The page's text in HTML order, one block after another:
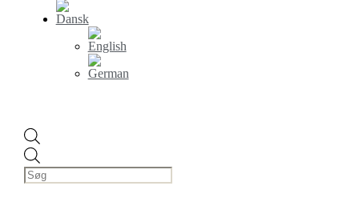
search